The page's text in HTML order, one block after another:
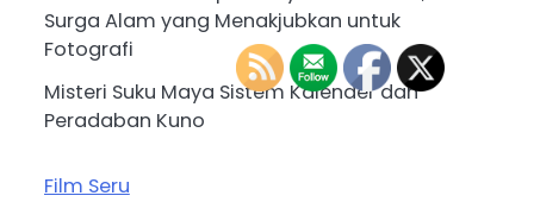
Surga Alam yang Menakjubkan untuk
Fotografi
Misteri Suku Maya Sistem Kalender dan
Peradaban Kuno
Film Seru